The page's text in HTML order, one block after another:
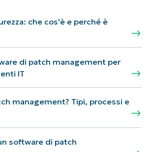
che cos'è e perché è
di patch management per
IT
management? Tipi, processi e
software di patch